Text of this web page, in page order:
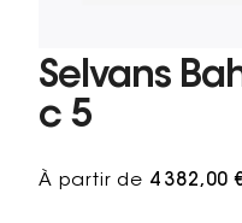
Selvans
c 5
À partir de 4 382,00